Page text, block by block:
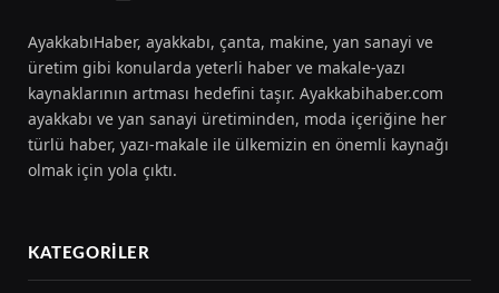
AyakkabıHaber, ayakkabı, çanta, makine, yan sanayi ve
üretim gibi konularda yeterli haber ve makale-yazı
kaynaklarının artması hedefini taşır. Ayakkabihaber.com
ayakkabı ve yan sanayi üretiminden, moda içeriğine her
türlü haber, yazı-makale ile ülkemizin en önemli kaynağı
olmak için yola çıktı.
KATEGORILER